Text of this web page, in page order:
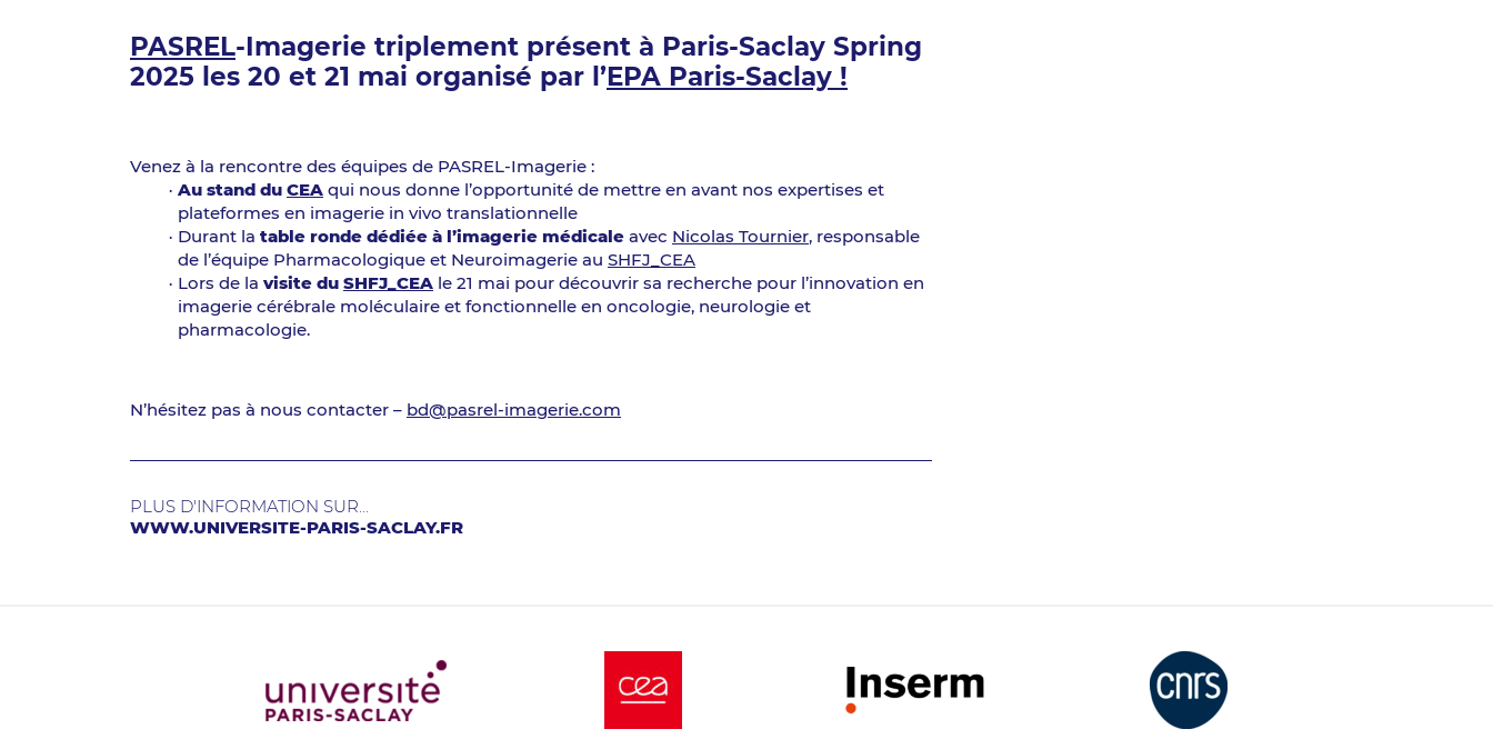
PASREL-Imagerie triplement présent à Paris-Saclay Spring
2025 les 20 et 21 mai organisé par l’EPA Paris-Saclay !
Venez à la rencontre des équipes de PASREL-Imagerie :
Au stand du CEA qui nous donne l’opportunité de mettre en avant nos expertises et
plateformes en imagerie in vivo translationnelle
Durant la table ronde dédiée à l’imagerie médicale avec Nicolas Tournier, responsable
de l’équipe Pharmacologique et Neuroimagerie au SHFJ_CEA
Lors de la visite du SHFJ_CEA le 21 mai pour découvrir sa recherche pour l’innovation en
imagerie cérébrale moléculaire et fonctionnelle en oncologie, neurologie et
pharmacologie.
N’hésitez pas à nous contacter – bd@pasrel-imagerie.com
PLUS D'INFORMATION SUR...
WWW.UNIVERSITE-PARIS-SACLAY.FR